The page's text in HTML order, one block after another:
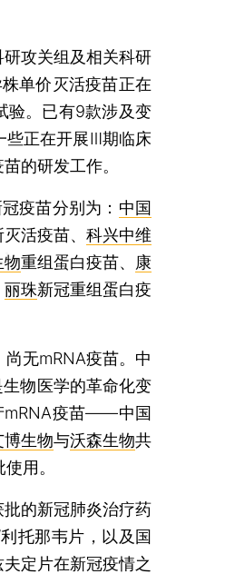
攻关组及相关科研
单价灭活疫苗正在
验。已有9款涉及变
些正在开展Ⅲ期临床
的研发工作。
疫苗分别为： 中国
活疫苗、 科兴中维
物重组蛋白疫苗、 康
丽珠新冠重组蛋白疫
无mRNA疫苗。中
物医学的革命化变
mRNA疫苗——中国
博生物与沃森生物共
用。
的新冠肺炎治疗药
托那韦片，以及国
定片在新冠疫情之